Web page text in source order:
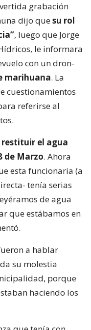
grabación
dijo quesu rol
, luego que Jorge
le informara
con un dron-
marihuana. La
cuestionamientos
referirse al
restituir el agua
de Marzo. Ahora
esta funcionaria (a
tenía serias
de agua
que estábamos en
a hablar
su molestia
porque
haciendo los